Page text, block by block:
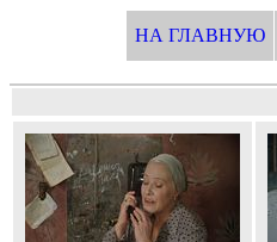
НА ГЛАВНУЮ